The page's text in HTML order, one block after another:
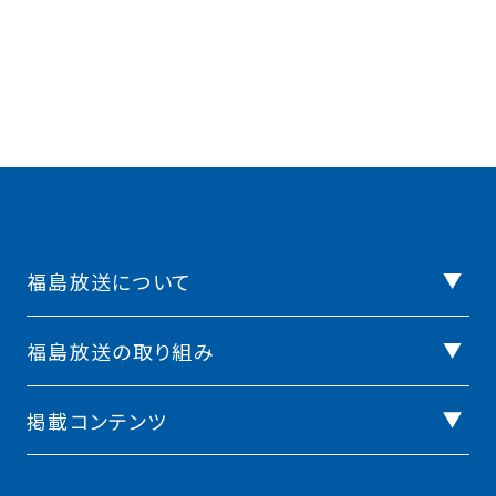
福島放送について
福島放送の取り組み
掲載コンテンツ